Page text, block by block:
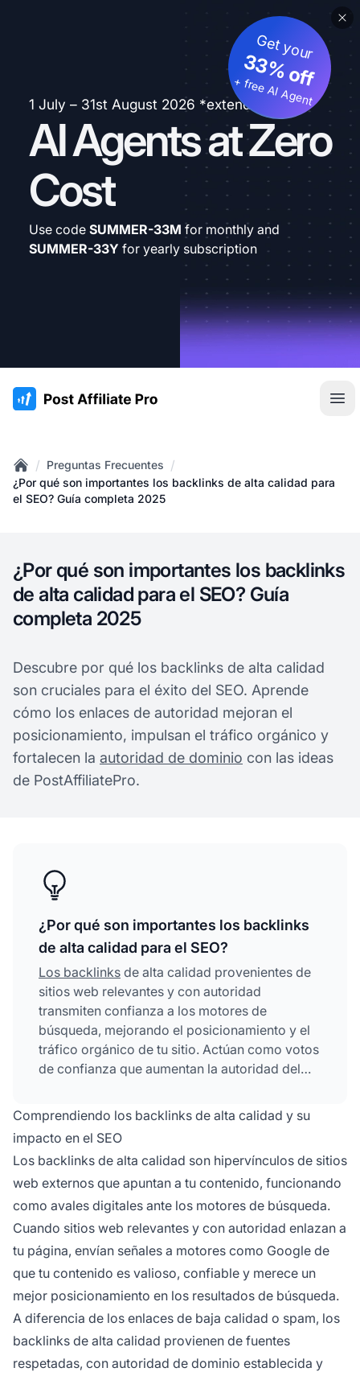
1 July – 31st August 2026 *extended
AI Agents at Zero
Cost
Get your
33% off
+ free AI Agent
Use code SUMMER-33M for monthly and
SUMMER-33Y for yearly subscription
:site.title
Home
/ Preguntas Frecuentes /
¿Por qué son importantes los backlinks de alta calidad para
el SEO? Guía completa 2025
¿Por qué son importantes los backlinks
de alta calidad para el SEO? Guía
completa 2025
Descubre por qué los backlinks de alta calidad
son cruciales para el éxito del SEO. Aprende
cómo los enlaces de autoridad mejoran el
posicionamiento, impulsan el tráfico orgánico y
fortalecen la autoridad de dominio con las ideas
de PostAffiliatePro.
¿Por qué son importantes los backlinks
de alta calidad para el SEO?
Los backlinks de alta calidad provenientes de
sitios web relevantes y con autoridad
transmiten confianza a los motores de
búsqueda, mejorando el posicionamiento y el
tráfico orgánico de tu sitio. Actúan como votos
de confianza que aumentan la autoridad del
generan tráfico de referencia de usuarios
comprometidos.
Comprendiendo los backlinks de alta calidad y su
impacto en el SEO
Los backlinks de alta calidad son hipervínculos de sitios
web externos que apuntan a tu contenido, funcionando
como avales digitales ante los motores de búsqueda.
Cuando sitios web relevantes y con autoridad enlazan a
tu página, envían señales a motores como Google de
que tu contenido es valioso, confiable y merece un
mejor posicionamiento en los resultados de búsqueda.
A diferencia de los enlaces de baja calidad o spam, los
backlinks de alta calidad provienen de fuentes
respetadas, con autoridad de dominio establecida y